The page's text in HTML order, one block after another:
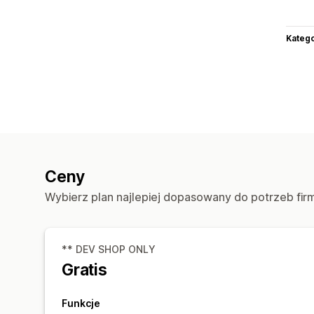
Ceny
Wybierz plan najlepiej dopasowany do potrzeb
** DEV SHOP ONLY
Gratis
Funkcje